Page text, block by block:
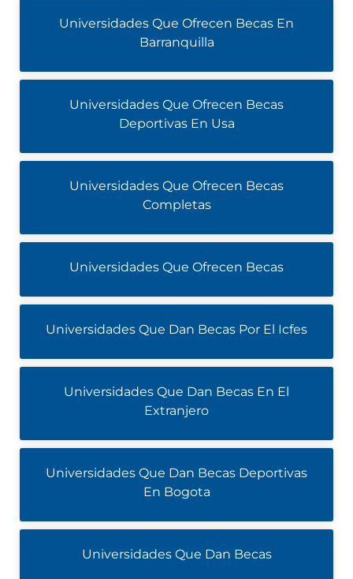
Universidades Que Ofrecen Becas En
Barranquilla
Universidades Que Ofrecen Becas
Deportivas En Usa
Universidades Que Ofrecen Becas
Completas
Universidades Que Ofrecen Becas
Universidades Que Dan Becas Por El Icfes
Universidades Que Dan Becas En El
Extranjero
Universidades Que Dan Becas Deportivas
En Bogota
Universidades Que Dan Becas